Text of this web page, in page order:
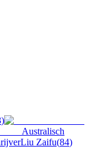
)
Australisch
Liu Zaifu(84)